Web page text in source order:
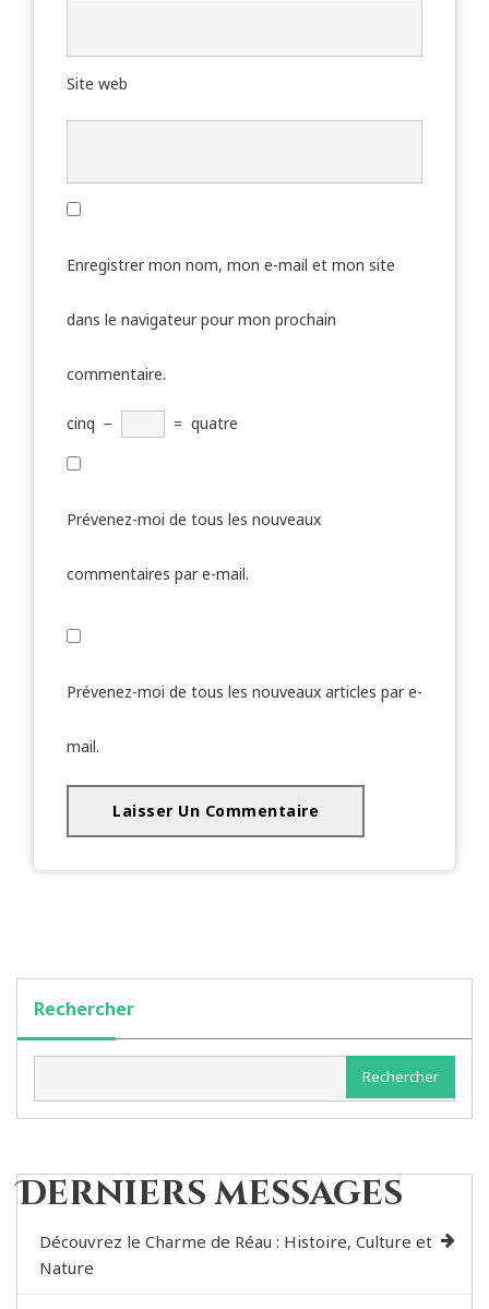
Site web
Enregistrer mon nom, mon e-mail et mon site
dans le navigateur pour mon prochain
commentaire.
cinq − = quatre
Prévenez-moi de tous les nouveaux
commentaires par e-mail.
Prévenez-moi de tous les nouveaux articles par e-
mail.
Rechercher
Rechercher
Derniers messages
Découvrez le Charme de Réau : Histoire, Culture et
Nature